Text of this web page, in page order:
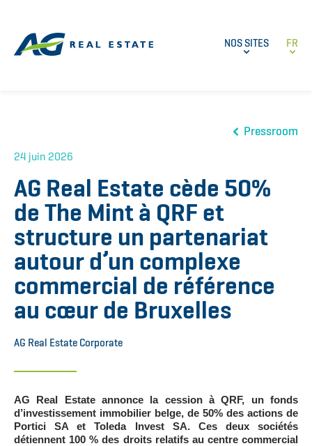
NOS SITES FR
Pressroom
24 juin 2026
AG Real Estate cède 50%
de The Mint à QRF et
structure un partenariat
autour d’un complexe
commercial de référence
au cœur de Bruxelles
AG Real Estate Corporate
AG Real Estate annonce la cession à QRF, un fonds
d’investissement immobilier belge, de 50% des actions de
Portici SA et Toleda Invest SA. Ces deux sociétés
détiennent 100 % des droits relatifs au centre commercial